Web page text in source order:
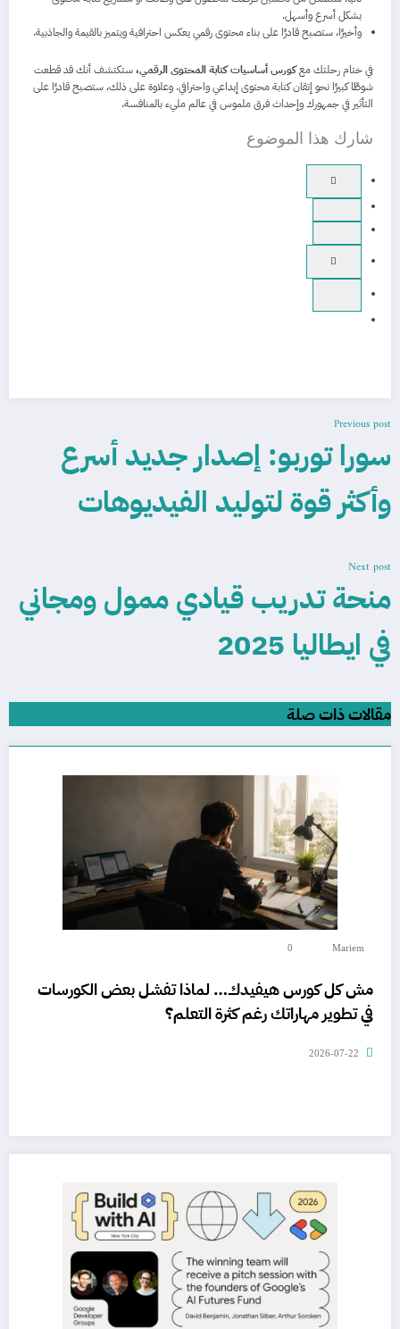
بشكل أسرع وأسهل.
وأخيرًا، ستصبح قادرًا على بناء محتوى رقمي يعكس احترافية ويتميز بالقيمة والجاذبية.
في ختام رحلتك معكورس أساسيات كتابة المحتوى الرقمي،ستكتشف أنك قد قطعت
شوطًا كبيرًا نحو إتقان كتابة محتوى إبداعي واحترافي. وعلاوة على ذلك، ستصبح قادرًا على
التأثير في جمهورك وإحداث فرق ملموس في عالم مليء بالمنافسة.
شارك هذا الموضوع
Previous post
سورا توربو: إصدار جديد أسرع
وأكثر قوة لتوليد الفيديوهات
Next post
منحة تدريب قيادي ممول ومجاني
في ايطاليا 2025
مقالات ذات صلة
Mariem
0
مش كل كورس هيفيدك… لماذا تفشل بعض الكورسات
في تطوير مهاراتك رغم كثرة التعلم؟
2026-07-22